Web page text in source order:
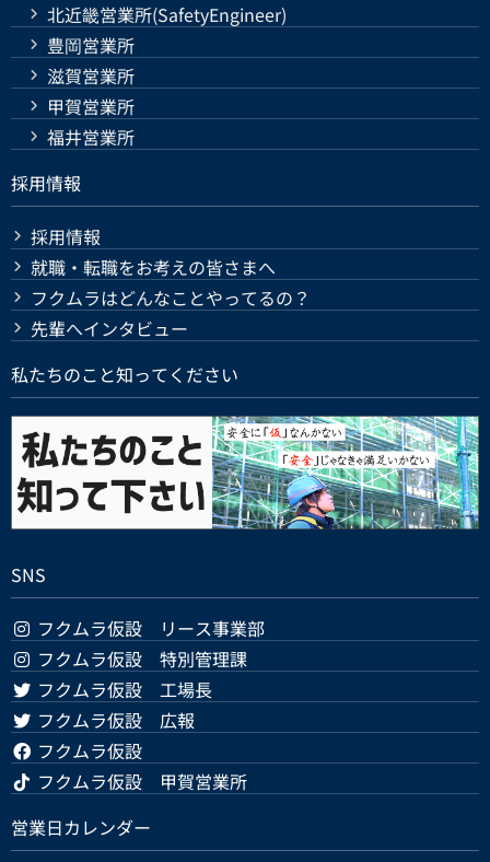
北近畿営業所(SafetyEngineer)
豊岡営業所
滋賀営業所
甲賀営業所
福井営業所
採用情報
採用情報
就職・転職をお考えの皆さまへ
フクムラはどんなことやってるの？
先輩へインタビュー
私たちのこと知ってください
SNS
フクムラ仮設 リース事業部
フクムラ仮設 特別管理課
フクムラ仮設 工場長
フクムラ仮設 広報
フクムラ仮設
フクムラ仮設 甲賀営業所
営業日カレンダー